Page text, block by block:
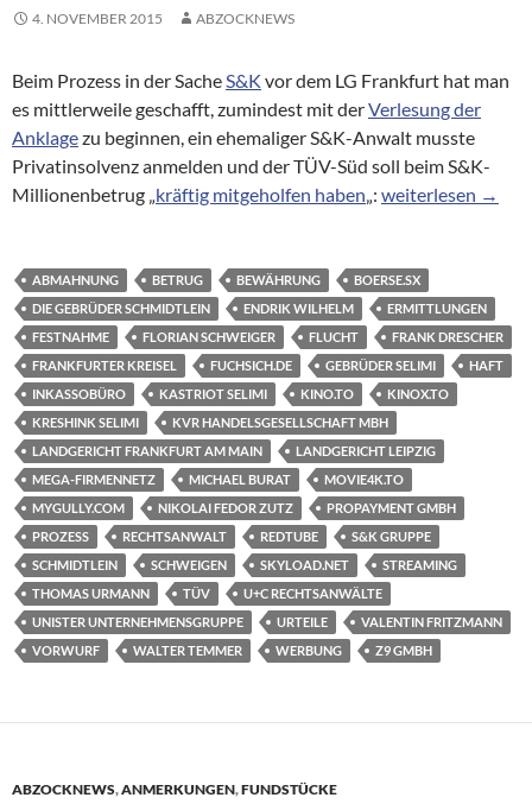
4. NOVEMBER 2015 ABZOCKNEWS
Beim Prozess in der SacheS&K vor dem LG Frankfurt hat man
es mittlerweile geschafft, zumindest mit derVerlesung der
Anklagezu beginnen, ein ehemaliger S&K-Anwalt musste
Privatinsolvenz anmelden und der TÜV-Süd soll beim S&K-
Millionenbetrug „kräftig mitgeholfen haben„: Viel passiert, aber
weiterlesen →
ABMAHNUNG BETRUG BEWÄHRUNG
BOERSE.SX
DIE GEBRÜDER SCHMIDTLEIN
ENDRIK WILHELM
ERMITTLUNGEN
FESTNAHME
FLORIAN SCHWEIGER FLUCHT
FRANK DRESCHER
FRANKFURTER KREISEL
FUCHSICH.DE GEBRÜDER SELIMI
HAFT
INKASSOBÜRO
KASTRIOT SELIMI KINO.TO
KINOX.TO
KRESHINK SELIMI
KVR HANDELSGESELLSCHAFT MBH
LANDGERICHT FRANKFURT AM MAIN
LANDGERICHT LEIPZIG
MEGA-FIRMENNETZ
MICHAEL BURAT
MOVIE4K.TO
MYGULLY.COM
NIKOLAI FEDOR ZUTZ
PROPAYMENT GMBH
PROZESS
RECHTSANWALT REDTUBE
S&K GRUPPE
SCHMIDTLEIN
SCHWEIGEN SKYLOAD.NET
STREAMING
THOMAS URMANN
TÜV
U+C RECHTSANWÄLTE
UNISTER UNTERNEHMENSGRUPPE
URTEILE
VALENTIN FRITZMANN
VORWURF
WALTER TEMMER WERBUNG Z9 GMBH
ABZOCKNEWS,ANMERKUNGEN,FUNDSTÜCKE